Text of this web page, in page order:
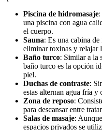
Piscina de hidromasaje
una piscina con agua
el cuerpo.
Sauna: Es una cabina
eliminar toxinas y relajar
Baño turco: Similar a la
baño turco es la opción
piel.
Duchas de contraste:
estas alternan agua fría
Zona de reposo:
para descansar entre
Salas de masaje:
espacios privados se